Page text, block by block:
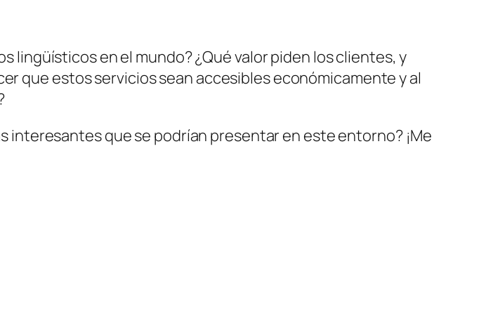
lingüísticos en el mundo? ¿Qué valor piden los clientes, y
que estos servicios sean accesibles económicamente y al
interesantes que se podrían presentar en este entorno? ¡Me